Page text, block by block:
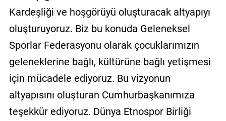
Kardeşliği ve hoşgörüyü oluşturacak altyapıyı
oluşturuyoruz. Biz bu konuda Geleneksel
Sporlar Federasyonu olarak çocuklarımızın
geleneklerine bağlı, kültürüne bağlı yetişmesi
için mücadele ediyoruz. Bu vizyonun
altyapısını oluşturan Cumhurbaşkanımıza
teşekkür ediyoruz. Dünya Etnospor Birliği